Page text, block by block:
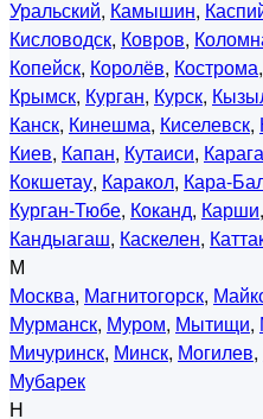
Уральский, Камышин,
Кисловодск, Ковров,
Копейск, Королёв, Кострома,
Крымск, Курган, Курск,
Канск, Кинешма, Киселевск,
Киев, Капан, Кутаиси,
Кокшетау, Каракол, Кара-
Курган-Тюбе, Коканд, Карши,
Кандыагаш, Каскелен,
М
Москва, Магнитогорск,
Мурманск, Муром, Мытищи,
Мичуринск, Минск, Могилев,
Мубарек
Н